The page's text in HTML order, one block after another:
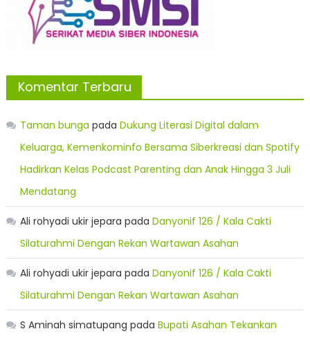
Komentar Terbaru
Taman bunga pada Dukung Literasi Digital dalam
Keluarga, Kemenkominfo Bersama Siberkreasi dan Spotify
Hadirkan Kelas Podcast Parenting dan Anak Hingga 3 Juli
Mendatang
Ali rohyadi ukir jepara pada Danyonif 126 / Kala Cakti
Silaturahmi Dengan Rekan Wartawan Asahan
Ali rohyadi ukir jepara pada Danyonif 126 / Kala Cakti
Silaturahmi Dengan Rekan Wartawan Asahan
S Aminah simatupang pada Bupati Asahan Tekankan